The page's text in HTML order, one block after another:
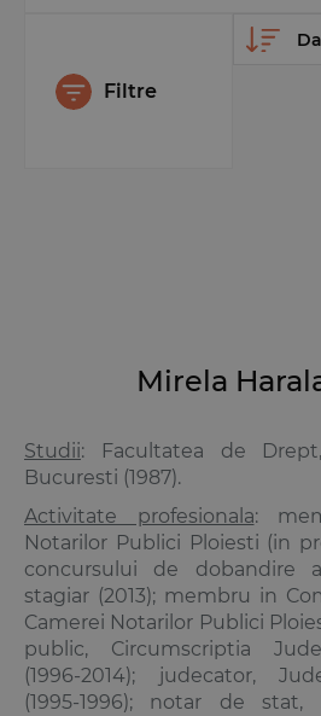
Filtre
Mirela
Studii: Facultatea de
Bucuresti (1987).
Activitate profesionala:
Notarilor Publici Ploiesti (in
concursului de dobandire
stagiar (2013); membru in
Camerei Notarilor Publici
public, Circumscriptia
(1996-2014); judecator,
(1995-1996); notar de